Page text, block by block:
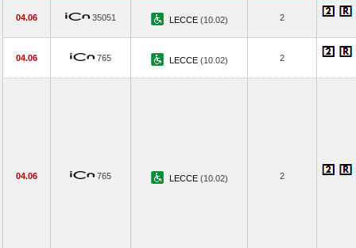
04.06 35051 LECCE (10.02) 2
04.06 765 LECCE (10.02) 2
04.06 765 LECCE (10.02) 2